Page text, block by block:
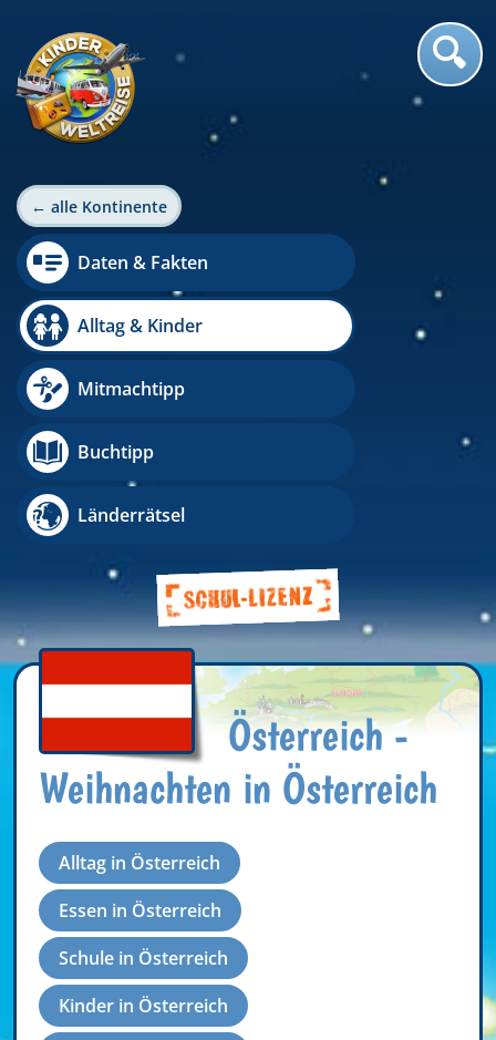
← alle Kontinente
Daten & Fakten
Alltag & Kinder
Mitmachtipp
Buchtipp
Länderrätsel
Österreich -
Weihnachten in Österreich
Alltag in Österreich
Essen in Österreich
Schule in Österreich
Kinder in Österreich